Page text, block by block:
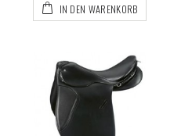
IN DEN WARENKORB